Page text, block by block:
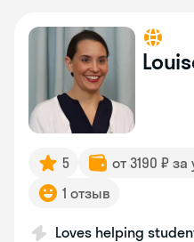
5 от 3190 ₽ за
1 отзыв
Loves helping